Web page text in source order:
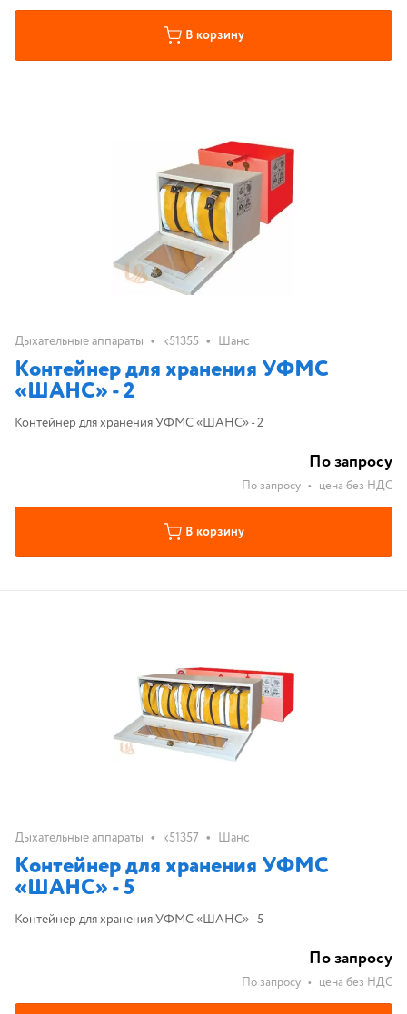
В корзину
Дыхательные аппараты • k51355 • Шанс
Контейнер для хранения УФМС
«ШАНС» - 2
Контейнер для хранения УФМС «ШАНС» - 2
По запросу
По запросу • цена без НДС
В корзину
Дыхательные аппараты • k51357 • Шанс
Контейнер для хранения УФМС
«ШАНС» - 5
Контейнер для хранения УФМС «ШАНС» - 5
По запросу
По запросу • цена без НДС